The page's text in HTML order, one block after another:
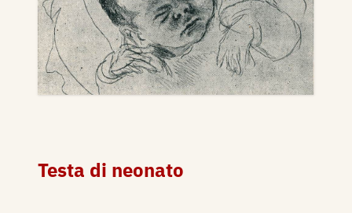
Testa di neonato